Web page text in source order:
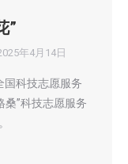
”
年4月14日
国科技志愿服务
桑”科技志愿服务